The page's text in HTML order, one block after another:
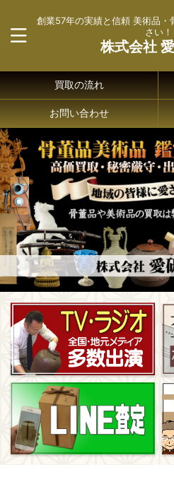
創業57年の実績と信頼 美術品・
さい！
株式会社
買取の流れ
お問い合わせ